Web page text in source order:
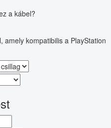
a kábel?
amely kompatibilis a PlayStation